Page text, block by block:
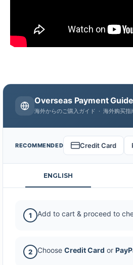
Overseas Payment Guide
海外からのご購入ガイド · 海外购买指
RECOMMENDED Credit Card
ENGLISH
1 Add to cart & proceed to
2 Choose Credit Card or